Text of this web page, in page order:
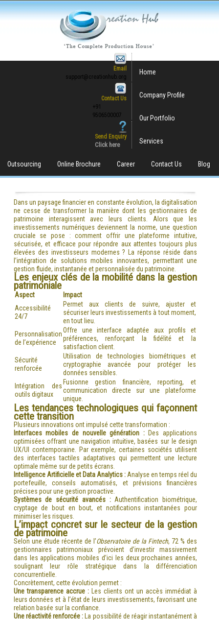
Email
support@creationhub.org
Contact Us
+91
9506500007
Send Enquiry
Click here
Home
Company Profile
Our Portfolio
Services
Outsourcing Online Brochure Career Contact Us Blog
Dans un paysage financier en constante évolution, la digitalisation
ne cesse de transformer la manière dont les gestionnaires de
patrimoine interagissent avec leurs clients. Alors que les
investissements numériques deviennent la norme, une question
cruciale se pose : comment offrir une plateforme intuitive,
sécurisée, et efficace pour répondre aux attentes toujours plus
élevées des investisseurs modernes ? La réponse réside dans
l’intégration de solutions mobiles innovantes, permettant une
gestion fluide, instantanée et personnalisée du patrimoine.
Les enjeux clés de la mobilité dans la gestion
patrimoniale
Aspect
Impact
Accessibilité
24/7
Permet aux clients de suivre, ajuster et
sécuriser leurs investissements à tout moment,
en tout lieu.
Personnalisation
de l’expérience
Offre une interface adaptée aux profils et
préférences, renforçant la fidélité et la
satisfaction client.
Sécurité
renforcée
Utilisation de technologies biométriques et
cryptographie avancée pour protéger les
données sensibles.
Intégration des
outils digitaux
Fusionne gestion financière, reporting, et
communication directe sur une plateforme
unique.
Les tendances technologiques qui façonnent
cette transition
Plusieurs innovations ont impulsé cette transformation :
Interfaces mobiles de nouvelle génération :Des applications
optimisées offrant une navigation intuitive, basées sur le design
UX/UI contemporaine. Par exemple, certaines sociétés utilisent
des interfaces tactiles adaptatives qui permettent une lecture
optimale même sur de petits écrans.
Intelligence Artificielle et Data Analytics :Analyse en temps réel du
portefeuille, conseils automatisés, et prévisions financières
précises pour une gestion proactive.
Systèmes de sécurité avancés :Authentification biométrique,
cryptage de bout en bout, et notifications instantanées pour
minimiser les risques.
L’impact concret sur le secteur de la gestion
de patrimoine
Selon une étude récente de l’Observatoire de la Fintech, 72 % des
gestionnaires patrimoniaux prévoient d’investir massivement
dans les applications mobiles d’ici les deux prochaines années,
soulignant leur rôle stratégique dans la différenciation
concurrentielle.
Concrètement, cette évolution permet :
Une transparence accrue :Les clients ont un accès immédiat à
leurs données et à l’état de leurs investissements, favorisant une
relation basée sur la confiance.
Une réactivité renforcée : La possibilité de réagir instantanément à